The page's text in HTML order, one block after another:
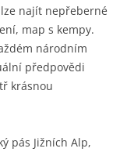
najít nepřeberné
map s kempy.
národním
předpovědi
krásnou
pás Jižních Alp,